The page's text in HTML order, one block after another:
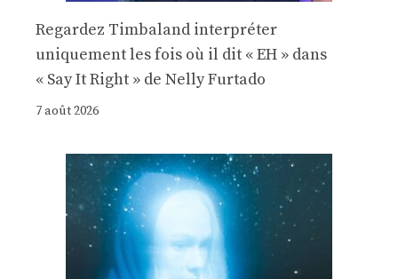
Regardez Timbaland interpréter
uniquement les fois où il dit « EH » dans
« Say It Right » de Nelly Furtado
7 août 2026